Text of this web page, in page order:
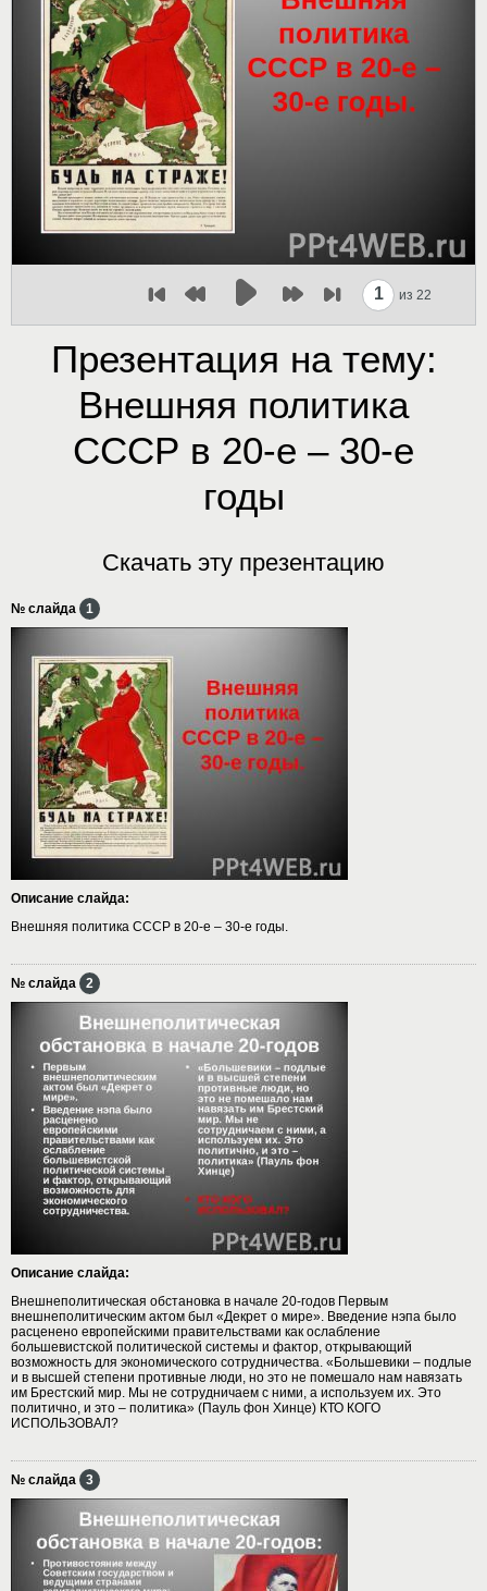
1 из 22
Презентация на тему:
Внешняя политика
СССР в 20-е – 30-е
годы
Скачать эту презентацию
№ слайда 1
Описание слайда:
Внешняя политика СССР в 20-е – 30-е годы.
№ слайда 2
Описание слайда:
Внешнеполитическая обстановка в начале 20-годов Первым
внешнеполитическим актом был «Декрет о мире». Введение нэпа было
расценено европейскими правительствами как ослабление
большевистской политической системы и фактор, открывающий
возможность для экономического сотрудничества. «Большевики – подлые
и в высшей степени противные люди, но это не помешало нам навязать
им Брестский мир. Мы не сотрудничаем с ними, а используем их. Это
политично, и это – политика» (Пауль фон Хинце) КТО КОГО
ИСПОЛЬЗОВАЛ?
№ слайда 3